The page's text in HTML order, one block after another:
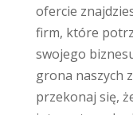
ofercie
firm, które
swojego
grona naszych
przekonaj się,